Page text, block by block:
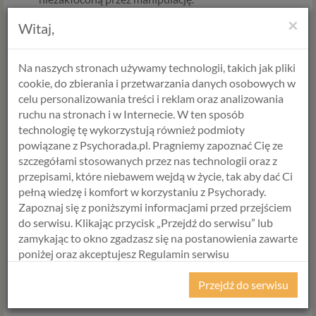
Skorzystaj z pomocy profesjonalisty:
Psychoterapia po
toksycznym związku
samoocenę i zrozumieć mechanizmy, które Cię uwięziły.
Odzyskanie własnej rzeczywistości –
nie jesteś szalona
Pamiętaj, że nikt nie ma prawa decydować o tym, co
pamiętasz i co czujesz. Odzyskanie własnej tożsamości to
najtrudniejsza, ale i najważniejsza decyzja, jaką możesz
podjąć, by znów stać się główną bohaterką swojego życia.
Zasługujesz na to, by twoje „boli” było słyszane bez
podważania. Nie jesteś szalona. Jesteś po prostu w miejscu, z
którego czas najwyższy wrócić do domu – do samej siebie.
Czy zdarzyło ci się kiedyś poczuć, że tracisz grunt pod
nogami, bo ktoś bliski uparcie twierdził, że twoja prawda nie
×
Witaj,
Na naszych stronach używamy technologii, takich jak pliki
cookie, do zbierania i przetwarzania danych osobowych w
celu personalizowania treści i reklam oraz analizowania
ruchu na stronach i w Internecie. W ten sposób
technologię tę wykorzystują również podmioty
powiązane z Psychorada.pl. Pragniemy zapoznać Cię ze
szczegółami stosowanych przez nas technologii oraz z
przepisami, które niebawem wejdą w życie, tak aby dać Ci
pełną wiedzę i komfort w korzystaniu z Psychorady.
Zapoznaj się z poniższymi informacjami przed przejściem
do serwisu. Klikając przycisk „Przejdź do serwisu” lub
zamykając to okno zgadzasz się na postanowienia zawarte
poniżej oraz akceptujesz Regulamin serwisu
Przejdź do serwisu